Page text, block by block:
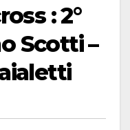
: 2°
Scotti –